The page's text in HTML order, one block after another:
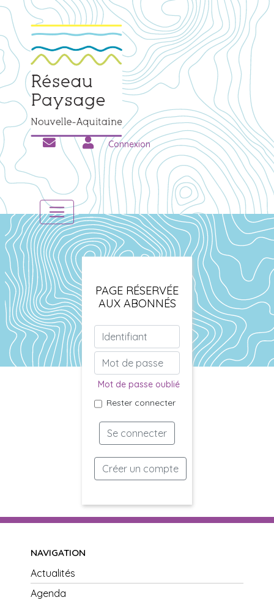
Connexion
PAGE RÉSERVÉE
AUX ABONNÉS
Mot de passe oublié
Rester connecter
NAVIGATION
Actualités
Agenda